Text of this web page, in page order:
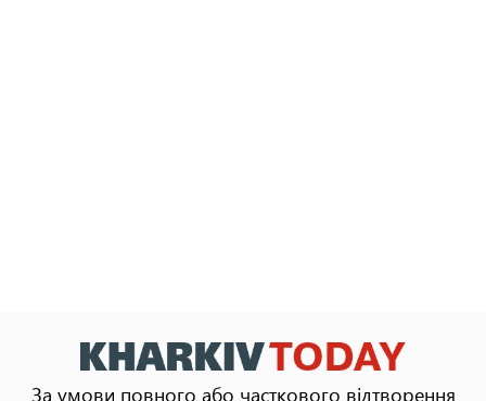
За умови повного або часткового відтворення